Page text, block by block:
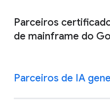
Parceiros
de mainframe do
Parceiros de IA